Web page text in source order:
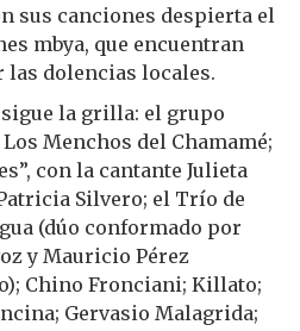
sus canciones despierta el
mbya, que encuentran
las dolencias locales.
la grilla: el grupo
Menchos del Chamamé;
con la cantante Julieta
Silvero; el Trío de
(dúo conformado por
y Mauricio Pérez
Chino Fronciani; Killato;
Gervasio Malagrida;